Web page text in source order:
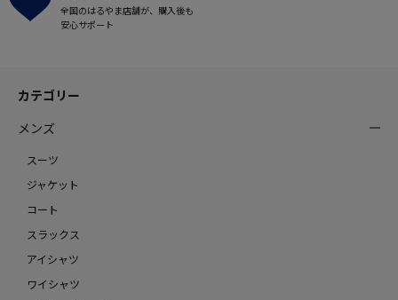
全国のはるやま店舗が、購入後も
安心サポート
カテゴリー
メンズ
スーツ
ジャケット
コート
スラックス
アイシャツ
ワイシャツ